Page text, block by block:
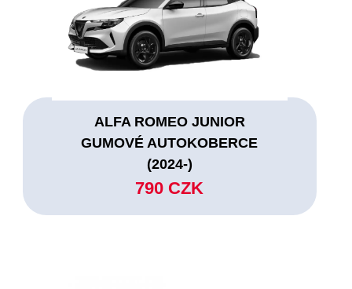
ALFA ROMEO JUNIOR
GUMOVÉ AUTOKOBERCE
(2024-)
790 CZK